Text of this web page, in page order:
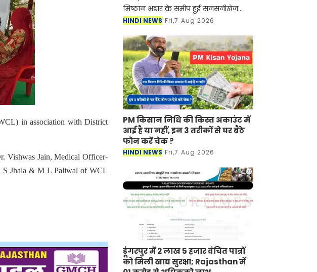
in association with District
Vishwas Jain, Medical Officer-
S Jhala & M L Paliwal of WCL
मिष्ठान भंडार के समीप हुई सनसनीखेज
फायरिंग मामले में जिला पुलिस ने 24 घंटे
गोलीकांड के मुख्
HINDI NEWS Fri,7 Aug 2026
PM किसान निधि की किस्त अकाउंट में
आई है या नहीं, इन 3 तरीकों से घर बैठे
फोन करें चेक ?
HINDI NEWS Fri,7 Aug 2026
डूंगरपुर में 2 लाख 5 हजार वंचित पात्रों
को मिली खाद्य सुरक्षा; Rajasthan में